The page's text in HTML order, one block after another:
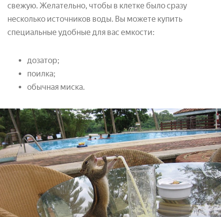
свежую. Желательно, чтобы в клетке было сразу
несколько источников воды. Вы можете купить
специальные удобные для вас емкости:
дозатор;
поилка;
обычная миска.